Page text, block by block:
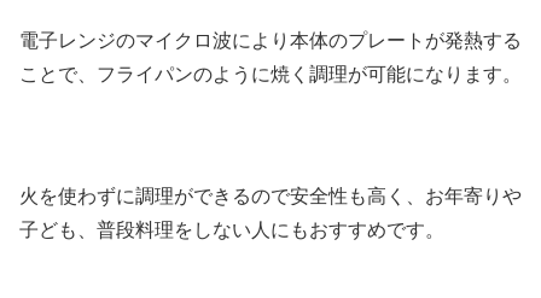
電子レンジのマイクロ波により本体のプレートが発熱する
ことで、フライパンのように焼く調理が可能になります。
火を使わずに調理ができるので安全性も高く、お年寄りや
子ども、普段料理をしない人にもおすすめです。